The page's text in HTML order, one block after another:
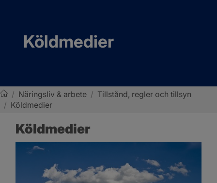
Köldmedier
Sotenäs kommun
/ Näringsliv & arbete / Tillstånd, regler och tillsyn
/ Köldmedier
Köldmedier